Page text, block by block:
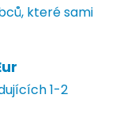
které sami
1-2